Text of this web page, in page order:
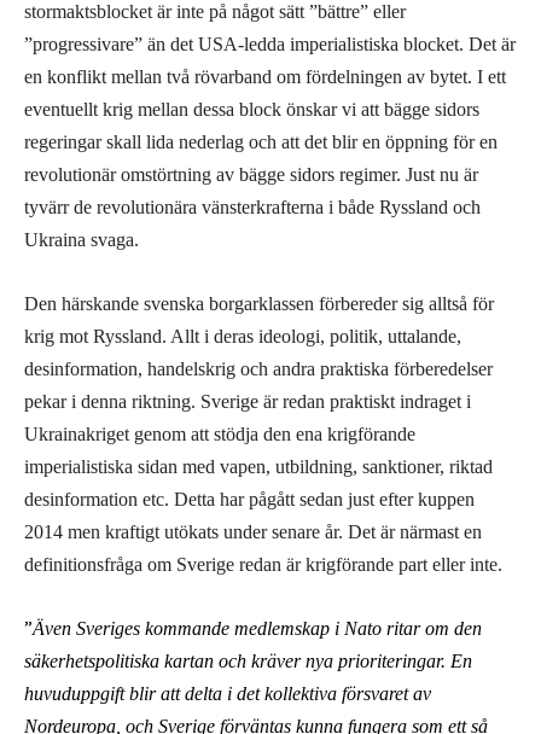
stormaktsblocket är inte på något sätt ”bättre” eller
”progressivare” än det USA-ledda imperialistiska blocket. Det är
en konflikt mellan två rövarband om fördelningen av bytet. I ett
eventuellt krig mellan dessa block önskar vi att bägge sidors
regeringar skall lida nederlag och att det blir en öppning för en
revolutionär omstörtning av bägge sidors regimer. Just nu är
tyvärr de revolutionära vänsterkrafterna i både Ryssland och
Ukraina svaga.
Den härskande svenska borgarklassen förbereder sig alltså för
krig mot Ryssland. Allt i deras ideologi, politik, uttalande,
desinformation, handelskrig och andra praktiska förberedelser
pekar i denna riktning. Sverige är redan praktiskt indraget i
Ukrainakriget genom att stödja den ena krigförande
imperialistiska sidan med vapen, utbildning, sanktioner, riktad
desinformation etc. Detta har pågått sedan just efter kuppen
2014 men kraftigt utökats under senare år. Det är närmast en
definitionsfråga om Sverige redan är krigförande part eller inte.
”Även Sveriges kommande medlemskap i Nato ritar om den
säkerhetspolitiska kartan och kräver nya prioriteringar. En
huvuduppgift blir att delta i det kollektiva försvaret av
Nordeuropa, och Sverige förväntas kunna fungera som ett så